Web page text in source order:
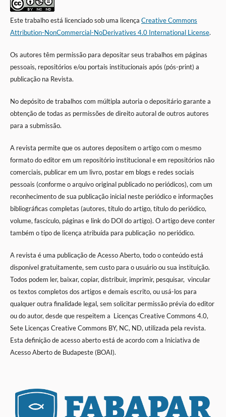
Este trabalho está licenciado sob uma licença Creative Commons
Attribution-NonCommercial-NoDerivatives 4.0 International License.
Os autores têm permissão para depositar seus trabalhos em páginas
pessoais, repositórios e/ou portais institucionais após (pós-print) a
publicação na Revista.
No depósito de trabalhos com múltipla autoria o depositário garante a
obtenção de todas as permissões de direito autoral de outros autores
para a submissão.
A revista permite que os autores depositem o artigo com o mesmo
formato do editor em um repositório institucional e em repositórios não
comerciais, publicar em um livro, postar em blogs e redes sociais
pessoais (conforme o arquivo original publicado no periódicos), com um
reconhecimento de sua publicação inicial neste periódico e informações
bibliográficas completas (autores, título do artigo, título do periódico,
volume, fascículo, páginas e link do DOI do artigo). O artigo deve conter
também o tipo de licença atribuída para publicação no periódico.
A revista é uma publicação de Acesso Aberto, todo o conteúdo está
disponível gratuitamente, sem custo para o usuário ou sua instituição.
Todos podem ler, baixar, copiar, distribuir, imprimir, pesquisar, vincular
os textos completos dos artigos e demais escrito, ou usá-los para
qualquer outra finalidade legal, sem solicitar permissão prévia do editor
ou do autor, desde que respeitem a Licenças Creative Commons 4.0,
Sete Licenças Creative Commons BY, NC, ND,utilizada pela revista.
Esta definição de acesso aberto está de acordo com a Iniciativa de
Acesso Aberto de Budapeste (BOAI).